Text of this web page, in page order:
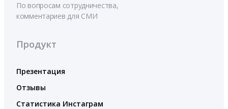
По вопросам сотрудничества,
комментариев для СМИ
Продукт
Презентация
Отзывы
Статистика Инстаграм